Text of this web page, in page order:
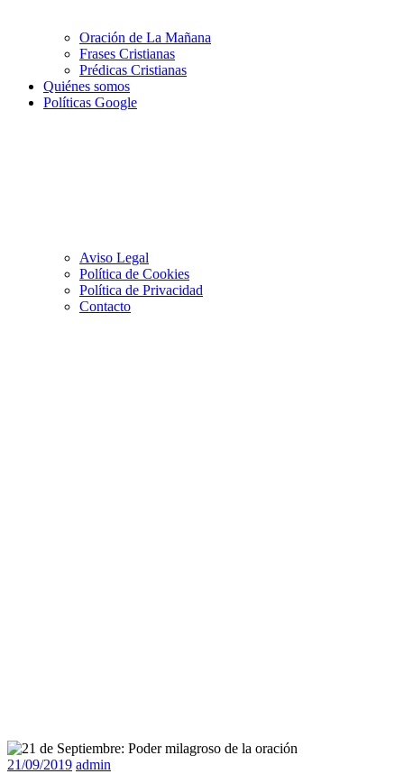
Oración de La Mañana
Frases Cristianas
Prédicas Cristianas
Quiénes somos
Políticas Google
Aviso Legal
Política de Cookies
Política de Privacidad
Contacto
21/09/2019 admin